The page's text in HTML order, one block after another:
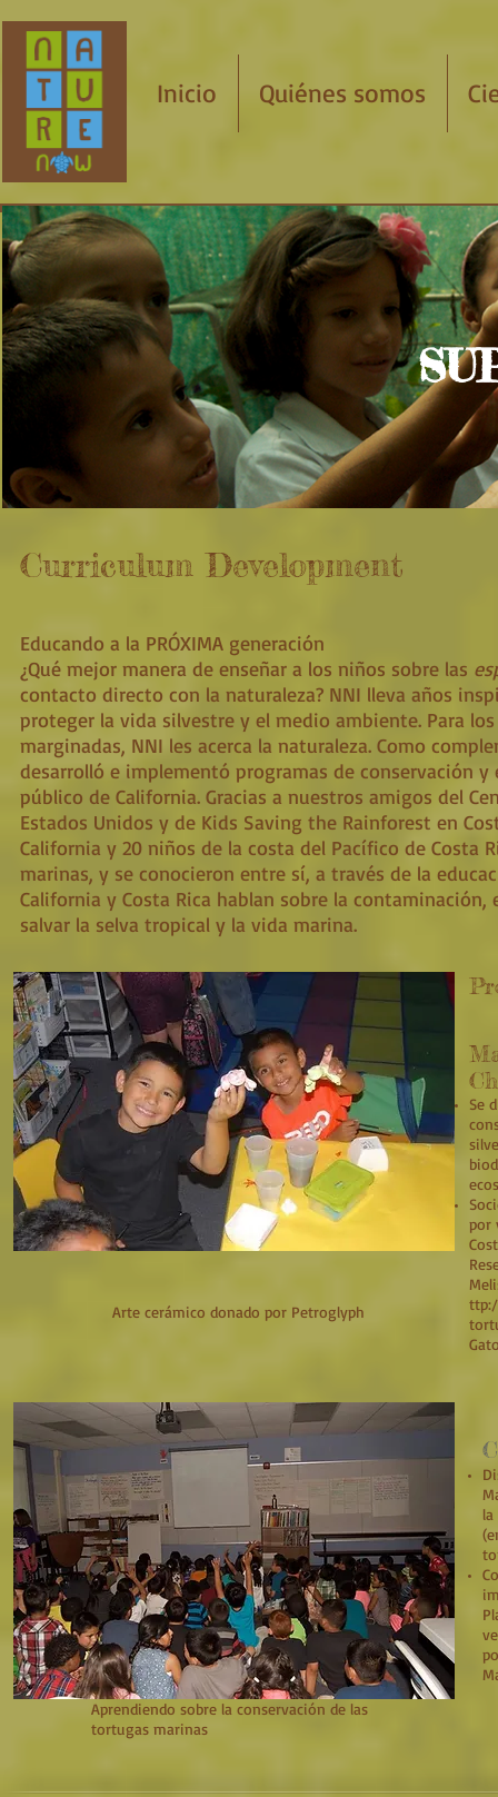
Inicio Quiénes somos
Curriculum Development
Educando a la PRÓXIMA generación
¿Qué mejor manera de enseñar a los niños sobre las
contacto directo con la naturaleza? NNI lleva años
proteger la vida silvestre y el medio ambiente. Para
marginadas, NNI les acerca la naturaleza. Como
desarrolló e implementó programas de conservación
público de California. Gracias a nuestros amigos del
Estados Unidos y de Kids Saving the Rainforest en
California y 20 niños de la costa del Pacífico de Costa
marinas, y se conocieron entre sí, a través de la
California y Costa Rica hablan sobre la
salvar la selva tropical y la vida marina.
Arte cerámico donado por Petroglyph
Se
por
Aprendiendo sobre la conservación de las
tortugas marinas